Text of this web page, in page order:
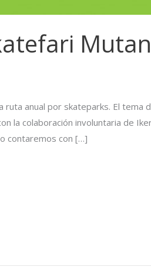
anual por skateparks. El
la colaboración involuntaria de
contaremos con […]